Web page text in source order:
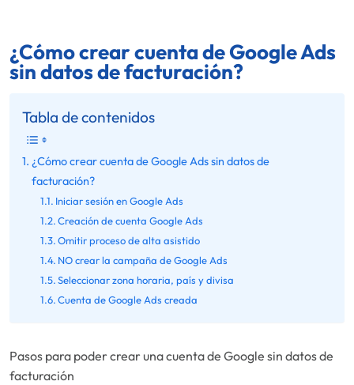
¿Cómo crear cuenta de Google Ads
sin datos de facturación?
Tabla de contenidos
¿Cómo crear cuenta de Google Ads sin datos de
facturación?
Iniciar sesión en Google Ads
Creación de cuenta Google Ads
Omitir proceso de alta asistido
NO crear la campaña de Google Ads
Seleccionar zona horaria, país y divisa
Cuenta de Google Ads creada
Pasos para poder crear una cuenta de Google sin datos de
facturación